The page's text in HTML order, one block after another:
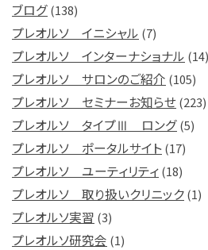
ブログ(138)
プレオルソ イニシャル (7)
プレオルソ インターナショナル (14)
プレオルソ サロンのご紹介 (105)
プレオルソ セミナーお知らせ(223)
プレオルソ タイプⅢ ロング(5)
プレオルソ ポータルサイト(17)
プレオルソ ユーティリティ(18)
プレオルソ 取り扱いクリニック(1)
プレオルソ実習 (3)
プレオルソ研究会 (1)